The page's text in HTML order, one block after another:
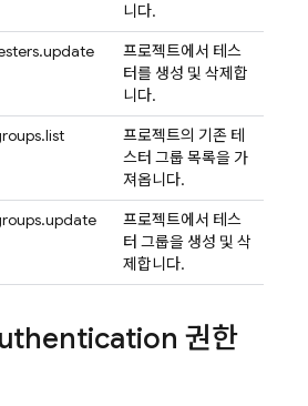
니다.
프로젝트에서 테스
터를 생성 및 삭제합
니다.
프로젝트의 기존 테
스터 그룹 목록을 가
져옵니다.
프로젝트에서 테스
터 그룹을 생성 및 삭
제합니다.
권한